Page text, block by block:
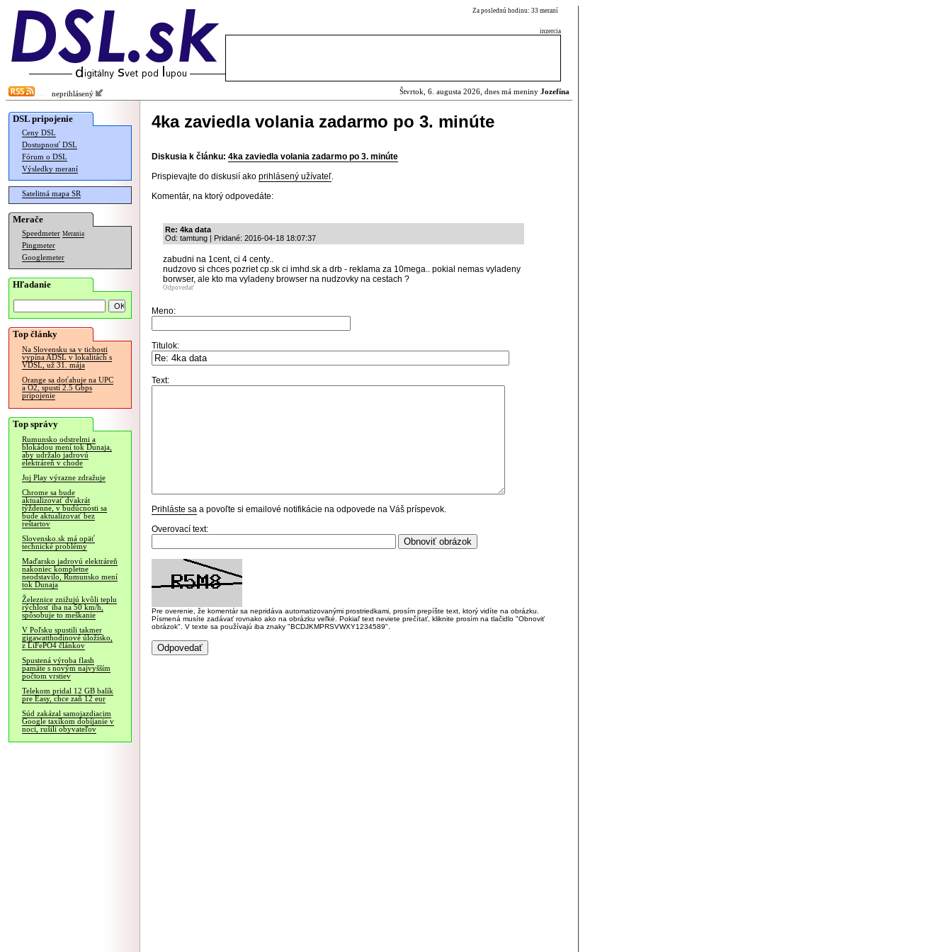
Za poslednú hodinu: 33 meraní
inzercia
neprihlásený Štvrtok, 6. augusta 2026, dnes má meniny Jozefína
DSL pripojenie
Ceny DSL
Dostupnosť DSL
Fórum o DSL
Výsledky meraní
Satelitná mapa SR
Merače
Speedmeter Merania
Pingmeter
Googlemeter
Hľadanie
Top články
Na Slovensku sa v tichosti
vypína ADSL v lokalitách s
VDSL, už 31. mája
Orange sa doťahuje na UPC
a O2, spustí 2.5 Gbps
pripojenie
Top správy
Rumunsko odstrelmi a
blokádou mení tok Dunaja,
aby udržalo jadrovú
elektráreň v chode
Joj Play výrazne zdražuje
Chrome sa bude
aktualizovať dvakrát
týždenne, v budúcnosti sa
bude aktualizovať bez
reštartov
Slovensko.sk má opäť
technické problémy
Maďarsko jadrovú elektráreň
nakoniec kompletne
neodstavilo, Rumunsko mení
tok Dunaja
Železnice znižujú kvôli teplu
rýchlosť iba na 50 km/h,
spôsobuje to meškanie
V Poľsku spustili takmer
gigawatthodinové úložisko,
z LiFePO4 článkov
Spustená výroba flash
pamäte s novým najvyšším
počtom vrstiev
Telekom pridal 12 GB balík
pre Easy, chce zaň 12 eur
Súd zakázal samojazdiacim
Google taxíkom dobíjanie v
noci, rušili obyvateľov
4ka zaviedla volania zadarmo po 3. minúte
Diskusia k článku: 4ka zaviedla volania zadarmo po 3. minúte
Prispievajte do diskusií ako prihlásený užívateľ.
Komentár, na ktorý odpovedáte:
Re: 4ka data
Od: tamtung | Pridané: 2016-04-18 18:07:37
zabudni na 1cent, ci 4 centy..
nudzovo si chces pozriet cp.sk ci imhd.sk a drb - reklama za 10mega.. pokial nemas vyladeny
borwser, ale kto ma vyladeny browser na nudzovky na cestach ?
Odpovedať
Meno:
Titulok:
Text:
Prihláste sa a povoľte si emailové notifikácie na odpovede na Váš príspevok.
Overovací text:
Pre overenie, že komentár sa nepridáva automatizovanými prostriedkami, prosím prepíšte text, ktorý vidíte na obrázku.
Písmená musíte zadávať rovnako ako na obrázku veľké. Pokiaľ text neviete prečítať, kliknite prosím na tlačidlo "Obnoviť
obrázok". V texte sa používajú iba znaky "BCDJKMPRSVWXY1234589".